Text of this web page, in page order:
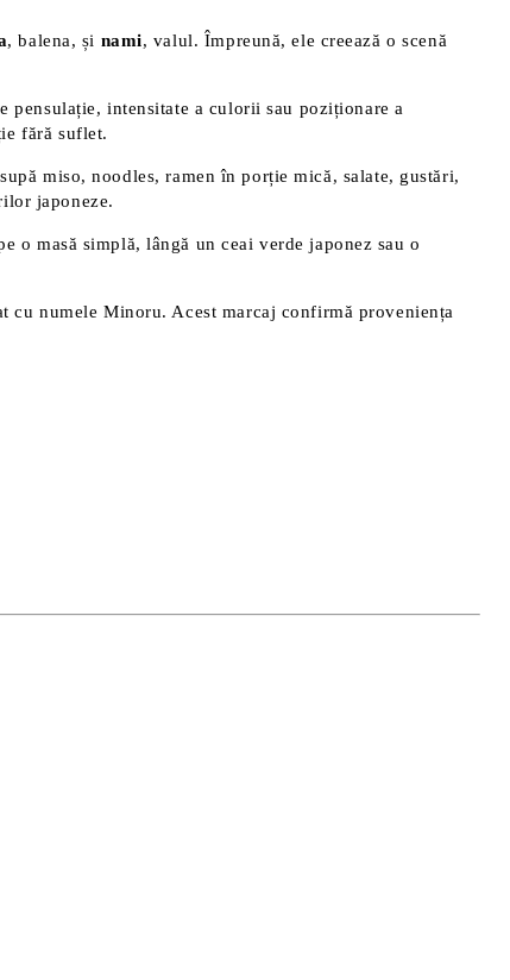
, balena, și nami, valul. Împreună, ele creează o scenă
pensulație, intensitate a culorii sau poziționare a
fără suflet.
miso, noodles, ramen în porție mică, salate, gustări,
japoneze.
o masă simplă, lângă un ceai verde japonez sau o
cu numele Minoru. Acest marcaj confirmă proveniența